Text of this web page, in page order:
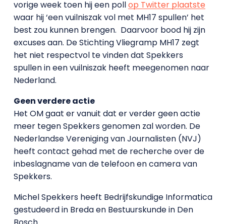
vorige week toen hij een pollop Twitter plaatste
waar hij ‘een vuilniszak vol met MH17 spullen’ het
best zou kunnen brengen. Daarvoor bood hij zijn
excuses aan. De Stichting Vliegramp MH17 zegt
het niet respectvol te vinden dat Spekkers
spullen in een vuilniszak heeft meegenomen naar
Nederland.
Geen verdere actie
Het OM gaat er vanuit dat er verder geen actie
meer tegen Spekkers genomen zal worden. De
Nederlandse Vereniging van Journalisten (NVJ)
heeft contact gehad met de recherche over de
inbeslagname van de telefoon en camera van
Spekkers.
Michel Spekkers heeft Bedrijfskundige Informatica
gestudeerd in Breda en Bestuurskunde in Den